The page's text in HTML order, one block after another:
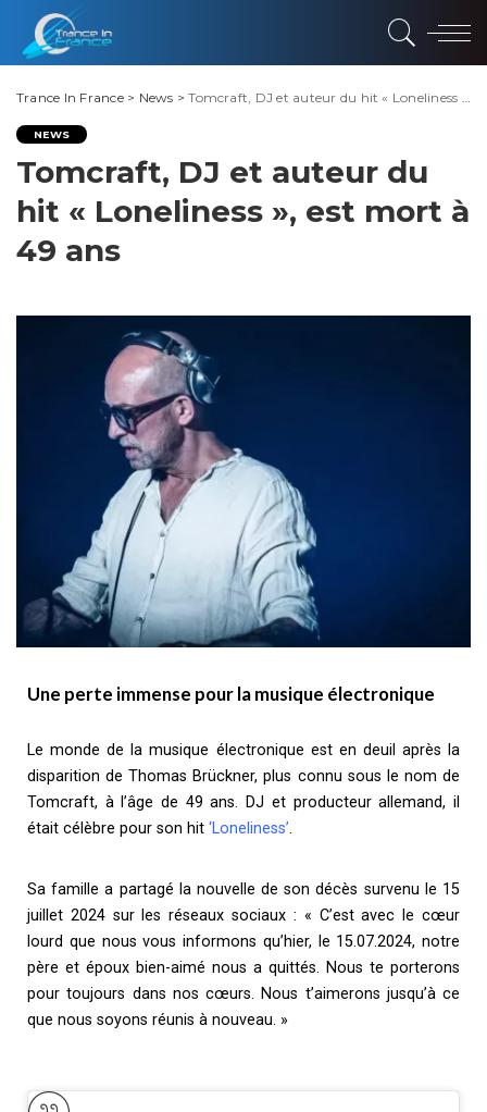
Trance In France> News >Tomcraft, DJ et auteur du hit « Loneliness », est mort à 49 ans
NEWS
Tomcraft, DJ et auteur du
hit « Loneliness », est mort à
49 ans
Une perte immense pour la musique électronique
Le monde de la musique électronique est en deuil après la
disparition de Thomas Brückner, plus connu sous le nom de
Tomcraft, à l’âge de 49 ans. DJ et producteur allemand, il
était célèbre pour son hit ‘Loneliness’.
Sa famille a partagé la nouvelle de son décès survenu le 15
juillet 2024 sur les réseaux sociaux : « C’est avec le cœur
lourd que nous vous informons qu’hier, le 15.07.2024, notre
père et époux bien-aimé nous a quittés. Nous te porterons
pour toujours dans nos cœurs. Nous t’aimerons jusqu’à ce
que nous soyons réunis à nouveau. »